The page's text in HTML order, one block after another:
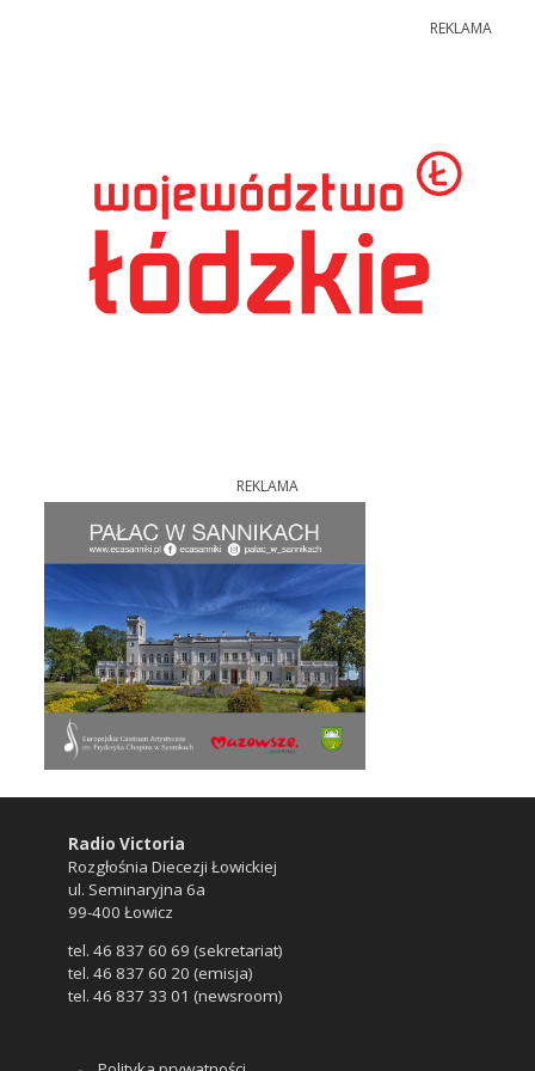
REKLAMA
REKLAMA
Radio Victoria
Rozgłośnia Diecezji Łowickiej
ul. Seminaryjna 6a
99-400 Łowicz
tel. 46 837 60 69 (sekretariat)
tel. 46 837 60 20 (emisja)
tel. 46 837 33 01 (newsroom)